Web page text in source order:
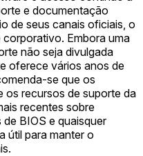
e documentação
de seus canais oficiais, o
Embora uma
não seja divulgada
oferece vários anos de
se que os
os recursos de suporte da
recentes sobre
BIOS e quaisquer
útil para manter o